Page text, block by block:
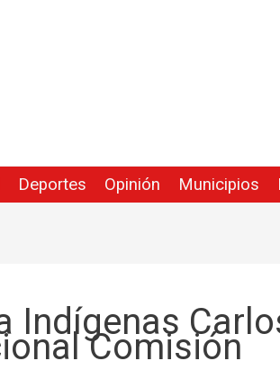
Deportes Opinión Municipios
Indígenas
Comisión